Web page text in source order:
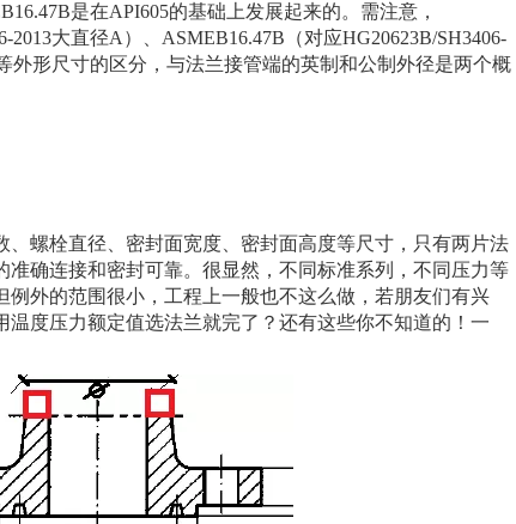
是在API605的基础上发展起来的。需注意，
2013大直径A）、ASMEB16.47B（对应HG20623B/SH3406-
外形尺寸的区分，与法兰接管端的英制和公制外径是两个概
螺栓直径、密封面宽度、密封面高度等尺寸，只有两片法
准确连接和密封可靠。很显然，不同标准系列，不同压力等
外的范围很小，工程上一般也不这么做，若朋友们有兴
度压力额定值选法兰就完了？还有这些你不知道的！一